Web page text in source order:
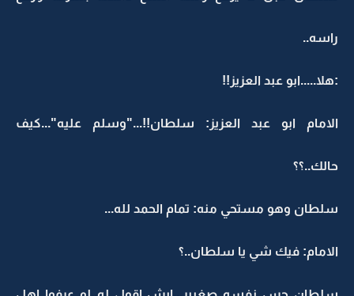
راسه..
:هلا.....ابو عبد العزيز!!
الامام ابو عبد العزيز: سلطان!!..."وسلم عليه"...كيف
حالك..؟؟
سلطان وهو مستحي منه: تمام الحمد لله...
الامام: فيك شي يا سلطان..؟